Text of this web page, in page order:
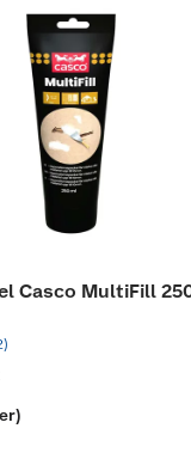
Casco MultiFill
)
)